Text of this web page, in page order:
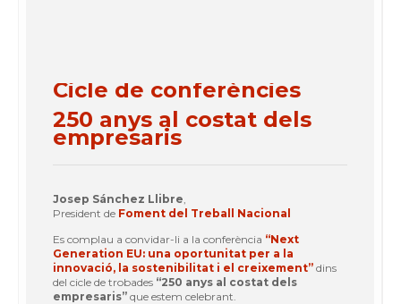
Cicle de conferències
250 anys al costat dels
empresaris
Josep Sánchez Llibre
President de Foment del Treball Nacional
Es complau a convidar-li a la conferència “Next
Generation EU: una oportunitat per a la
innovació, la sostenibilitat i el creixement” dins
del cicle de trobades “250 anys al costat dels
empresaris” que estem celebrant.